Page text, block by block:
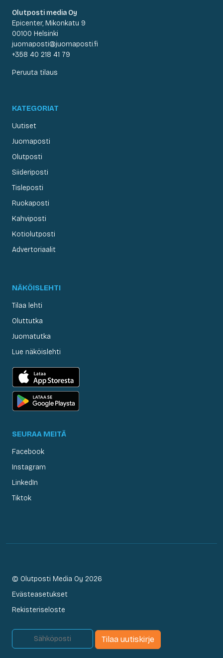
Olutposti media Oy
Epicenter, Mikonkatu 9
00100 Helsinki
juomaposti@juomaposti.fi
+358 40 218 41 79
Peruuta tilaus
KATEGORIAT
Uutiset
Juomaposti
Olutposti
Siideriposti
Tisleposti
Ruokaposti
Kahviposti
Kotiolutposti
Advertoriaalit
NÄKÖISLEHTI
Tilaa lehti
Oluttutka
Juomatutka
Lue näköislehti
SEURAA MEITÄ
Facebook
Instagram
LinkedIn
Tiktok
© Olutposti Media Oy 2026
Evästeasetukset
Rekisteriseloste
Tilaa uutiskirje